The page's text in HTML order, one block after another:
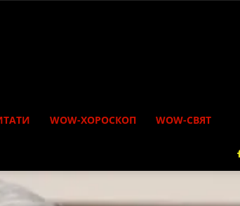
WOW-ХОРОСКОП WOW-СВЯТ